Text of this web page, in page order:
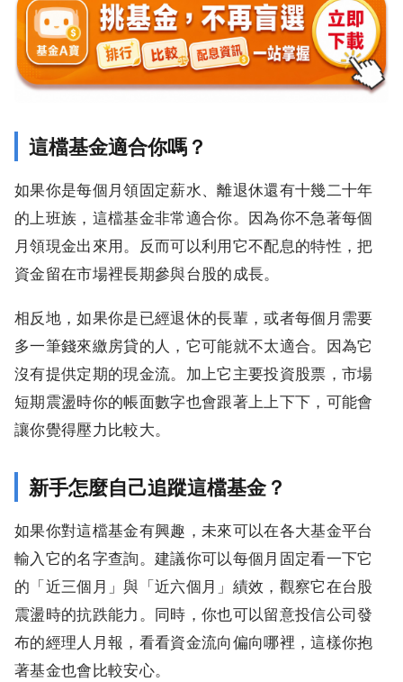
這檔基金適合你嗎？
如果你是每個月領固定薪水、離退休還有十幾二十年
的上班族，這檔基金非常適合你。因為你不急著每個
月領現金出來用。反而可以利用它不配息的特性，把
資金留在市場裡長期參與台股的成長。
相反地，如果你是已經退休的長輩，或者每個月需要
多一筆錢來繳房貸的人，它可能就不太適合。因為它
沒有提供定期的現金流。加上它主要投資股票，市場
短期震盪時你的帳面數字也會跟著上上下下，可能會
讓你覺得壓力比較大。
新手怎麼自己追蹤這檔基金？
如果你對這檔基金有興趣，未來可以在各大基金平台
輸入它的名字查詢。建議你可以每個月固定看一下它
的「近三個月」與「近六個月」績效，觀察它在台股
震盪時的抗跌能力。同時，你也可以留意投信公司發
布的經理人月報，看看資金流向偏向哪裡，這樣你抱
著基金也會比較安心。